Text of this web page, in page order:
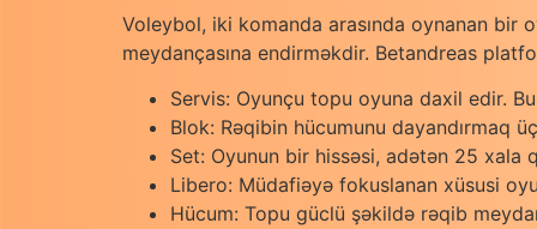
Voleybol, iki komanda arasında oynanan bir
meydançasına endirməkdir. Betandreas
Servis: Oyunçu topu oyuna daxil edir.
Blok: Rəqibin hücumunu dayandırmaq
Set: Oyunun bir hissəsi, adətən 25 xala
Libero: Müdafiəyə fokuslanan xüsusi
Hücum: Topu güclü şəkildə rəqib